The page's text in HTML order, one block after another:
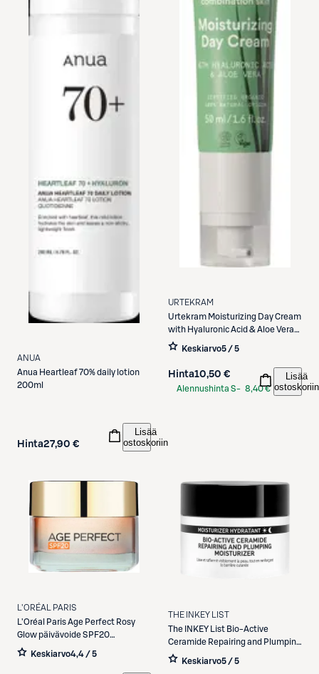
ANUA
Anua Heartleaf 70% daily lotion
200ml
Hinta27,90 €
Lisää
ostoskoriin
URTEKRAM
Urtekram Moisturizing Day Cream
with Hyaluronic Acid & Aloe Vera
50ml
Keskiarvo5 / 5
Hinta10,50 €
Alennushinta S- 8,40 €
Lisää
ostoskoriin
L'ORÉAL PARIS
L'Oréal ParisAge Perfect Rosy
Glow päivävoide SPF20
normaalille iholle 50 ml
Keskiarvo4,4 / 5
THE INKEY LIST
The INKEY List Bio-Active
Ceramide Repairing and Plumping
Moisturizer kasvovoide 50 ml
Keskiarvo5 / 5